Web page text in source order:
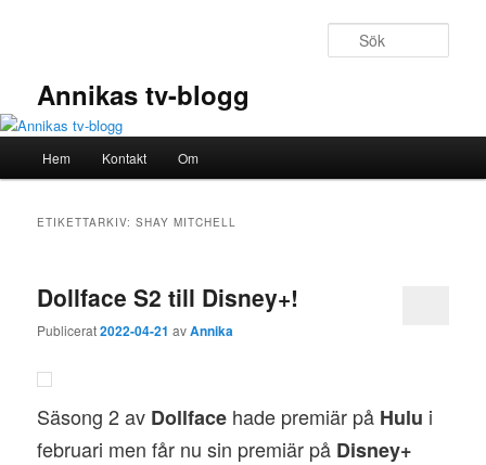
Annikas tv-blogg
Hem Kontakt Om
ETIKETTARKIV:SHAY MITCHELL
Dollface S2 till Disney+!
Publicerat2022-04-21 avAnnika
Säsong 2 av Dollface hade premiär på Hulu i
februari men får nu sin premiär på Disney+